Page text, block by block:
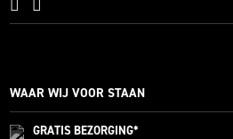
WAAR WIJ VOOR STAAN
GRATISBEZORGING*